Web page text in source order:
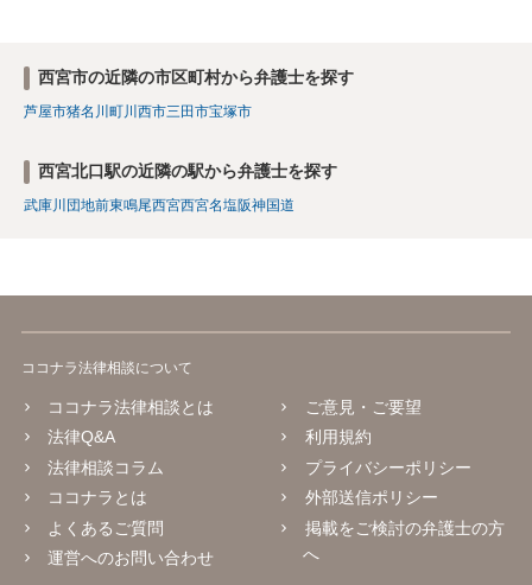
西宮市の近隣の市区町村から弁護士を探す
芦屋市猪名川町川西市三田市宝塚市
西宮北口駅の近隣の駅から弁護士を探す
武庫川団地前東鳴尾西宮西宮名塩阪神国道
ココナラ法律相談について
ココナラ法律相談とは
法律Q&A
法律相談コラム
ココナラとは
よくあるご質問
運営へのお問い合わせ
ご意見・ご要望
利用規約
プライバシーポリシー
外部送信ポリシー
掲載をご検討の弁護士の方
へ